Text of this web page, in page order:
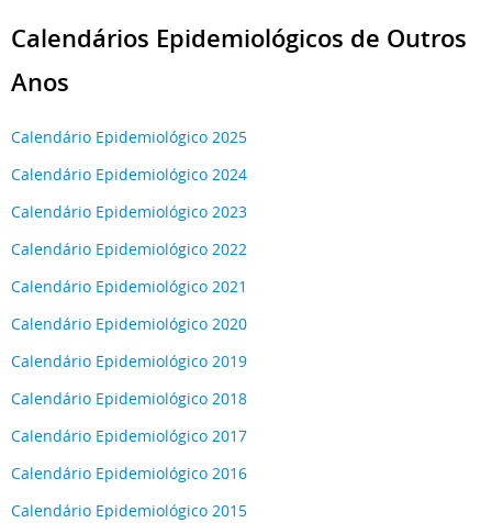
Calendários Epidemiológicos de Outros
Anos
Calendário Epidemiológico 2025
Calendário Epidemiológico 2024
Calendário Epidemiológico 2023
Calendário Epidemiológico 2022
Calendário Epidemiológico 2021
Calendário Epidemiológico 2020
Calendário Epidemiológico 2019
Calendário Epidemiológico 2018
Calendário Epidemiológico 2017
Calendário Epidemiológico 2016
Calendário Epidemiológico 2015